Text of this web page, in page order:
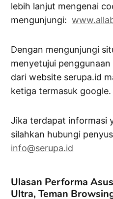
lebih lanjut mengenai
mengunjungi:
Dengan mengunjungi
menyetujui
dari website serupa.id
ketiga termasuk google.
Jika terdapat informasi
silahkan hubungi
info@serupa.id
Ulasan Performa
Ultra, Teman